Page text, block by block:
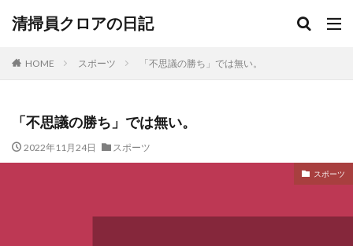
清掃員クロアの日記
HOME スポーツ 「不思議の勝ち」では無い。
「不思議の勝ち」では無い。
2022年11月24日 スポーツ
スポーツ